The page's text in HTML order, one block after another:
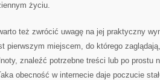
życiu.
też zwrócić uwagę na jej praktyczny
pierwszym miejscem, do którego
znaleźć potrzebne treści lub po prostu
obecność w internecie daje poczucie